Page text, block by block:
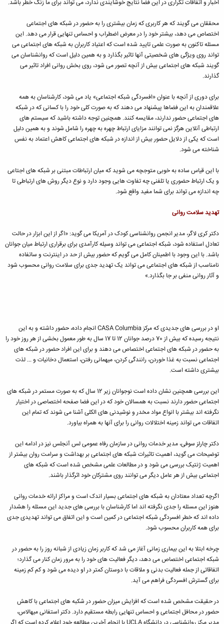
اخبار و اتفاقات تکراری در این فضا نتایج خوشایندی ندارد، می تواند برای ما زنگ خطر باشد.
محققان می گویند که هر کاربری که زمان بیشتری را به حضور در شبکه های اجتماعی
اختصاص می دهد، بیشتر خود را در معرض اضطراب و احساس تنهایی قرار می دهد. این
مسئله تاکنون به صورت علمی تایید شده است که اعتیاد کاربران به شبکه های اجتماعی می
تواند روی ویژگی های شخصیتی آنها تاثیر بگذارد و به همین دلیل است که روانشناسان می
گویند شبکه های اجتماعی بیش از آنچه تصور می شود، روی بخش روانی افراد تاثیر می
گذارند.
برای دوری از آنچه با عنوان «افسردگی شبکه اجتماعی» یاد می شود، کارشناسان به همه
علاقمندان به این فضاها پیشنهاد می دهند که به صورت کلی خود را با کسانی که در شبکه
های اجتماعی حضور ندارند، مقایسه کنند. همچنین توجه داشته باشید که سیستم های
ارتباطی آنلاین هرگز نمی توانند مزایای ارتباط چهره به چهره را شامل شوند و به همین دلیل
است که یکی از دلایل حضور بیش از اندازه در شبکه های اجتماعی کاهش اعتماد به نفس
شناخته می شود.
با این قیاس ساده به خوبی متوجچه می شوید که میان ارتباطات مبتنی بر شبکه های اجتاعی
و یک ارتباط حضوری یا تلفنی چه تفاوت هایی وجود دارد و نوع دیگر روش های ارتباطی تا
چه اندازه می تواند برای شما مفید واقع شود.
تهدید سلامت روانی
دکتر کری لاگر، مدیر انجمن روانشناسی کودک در آمریکا می گوید: «اگر از این ابزار در حالت
تعادل استفاده شود، شبکه اجتماعی می تواند وسیله کارآمدی برای برقراری ارتباط میان جوانان
باشد. با این وجود با اطمینان کامل می گویم که حضور بیش از حد در اینترنت و ساتفاده
نامناسب از شبکه های اجتماعی می تواند یک تهدید جدی برای سلامت روانی محسوب شود
و آثار روانی منفی بر جا بگذارد.»
او در بررسی های جدیدی که مرکز CASA Columbia انجام داده، حضور داشته و به این
نتیجه رسیده که بیش از 70 درصد جوانان 12 تا 17 سال به طور معمول بخشی از هر روز خود را
به حضور در شبکه های اجتماعی اختصاص می دهند و برای این افراد حضور در شبکه های
اجتماعی نسبت به غذا خوردن، رانندگی کردن، میهمانی رفتن، استعمال دخانیات و ... لذت
بیشتری داشته است.
این بررسی همچنین نشان داده است نوجوانان زیر 12 سال که به صورت مستمر در شبکه های
اجتماعی حضور دارند نسبت به همسالان خود که در این فضا صفحه اختصاصی در اختیار
نگرفته اند بیشتر با انواع مواد مخدر و نوشیدنی های الکلی آشنا می شوند که تمام این
اتفاقات می تواند زمینه اختلالات روانی را برای آنها به همراه بیاورد.
دکتر چارلز سوفی، مدیر خدمات روانی در سازمان رفاه عمومی لس آنجلس نیز در ادامه این
توضیحات می گوید، اهمیت تاثیرات شبکه های اجتماعی بر بهداشت و سرامت روان بیشتر از
اهمیت ژنتیک بررسی می شود و در مطالعات علمی مشخص شده است که شبکه های
اجتماعی بیش از هر عامل دیگر می توانند روی مشترکان خود اثرگذار باشند.
اگرچه تعداد معتادان به شبکه های اجتماعی بسیار اندک است و مراکز ارائه خدمات روانی
هنوز این مسئله را جدی نگرفته اند اما کارشناسان با بررسی های جدید این مسئله را هشدار
داده اند که خطر افسردگی شبکه اجتماعی در کمین است و این اتفاق می تواند تهدیدی جدی
برای همه کاربران محسوب شود.
چرخه ابتلا به این بیماری زمانی آغاز می شد که کاربر زمان زیادی از شبانه روز را به حضور در
شبکه اجتماعی اختصاص می دهد، دیگر فعالیت های خود را به مرور زمان کنار می گذارد؛
اتفاقاتی از جمله فعالیت بدنی و ملاقات با دوستان کمتر در او دیده می شود و کم کم زمینه
برای گسترش افسردگی فراهم می آید.
در حقیقت مشخص شده است که افزایش میزان حضور در شکبه های اجتماعی با کاهش
حضور در محافل اجتماعی و احساس تنهایی رابطه مستقیم دارد. دکتر استفانی میهالاس،